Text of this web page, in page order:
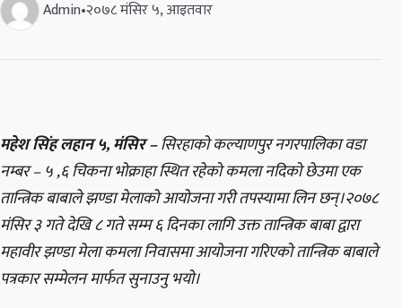
Admin•२०७८ मंसिर ५, आइतवार
महेश सिंह लहान ५, मंसिर –सिरहाको कल्याणपुर नगरपालिका वडा
नम्बर – ५ ,६ चिकना भोक्राहा स्थित रहेको कमला नदिको छेउमा एक
तान्त्रिक बाबाले झण्डा मेलाको आयोजना गरी तपस्यामा लिन छन्।२०७८
मंसिर ३ गते देखि ८ गते सम्म ६ दिनका लागि उक्त तान्त्रिक बाबा द्वारा
महावीर झण्डा मेला कमला निवासमा आयोजना गरिएको तान्त्रिक बाबाले
पत्रकार सम्मेलन मार्फत सुनाउनु भयो।